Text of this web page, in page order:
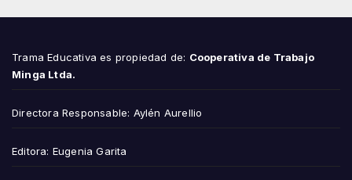
Trama Educativa es propiedad de: Cooperativa de Trabajo
Minga Ltda.
Directora Responsable: Aylén Aurellio
Editora: Eugenia Garita